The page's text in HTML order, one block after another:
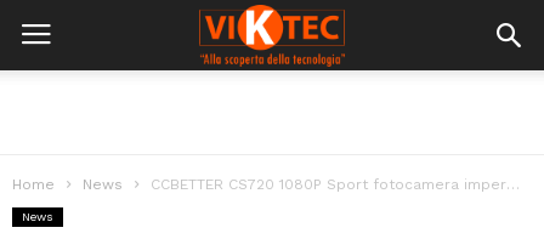
Home News CCBETTER CS720 1080P Sport fotocamera impermeabile
News